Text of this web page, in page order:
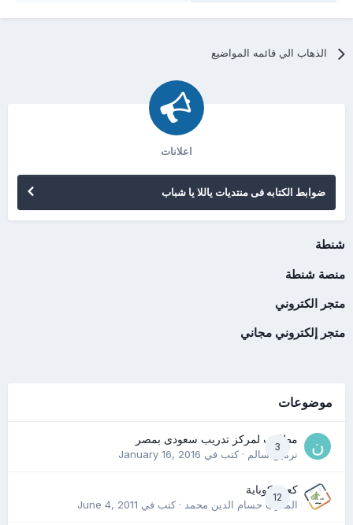
الذهاب الي قائمه المواضيع
اعلانات
ضوابط الكتابه فى منتديات ياللا يا شباب
شنطة
منصة شنطة
متجر الكتروني
متجر إلكتروني مجاني
موضوعات
3
مطلوب لمركز تدريب سعودى بمصر
نرمين سالم· كتب في January 16, 2016
12
كعب كوباية
المدرب حسام الدين محمد· كتب في June 4, 2011